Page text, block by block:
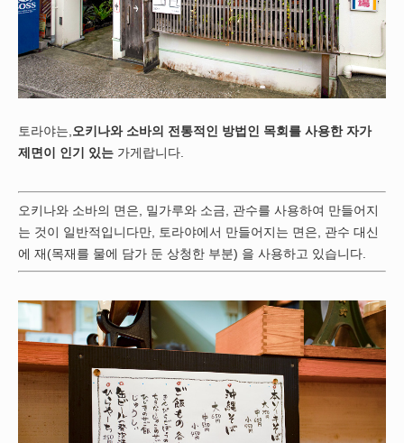
토라야는, 오키나와 소바의 전통적인 방법인 목회를 사용한 자가
제면이 인기 있는 가게랍니다.
오키나와 소바의 면은, 밀가루와 소금, 관수를 사용하여 만들어지
는 것이 일반적입니다만, 토라야에서 만들어지는 면은, 관수 대신
에 재(목재를 물에 담가 둔 상청한 부분) 을 사용하고 있습니다.